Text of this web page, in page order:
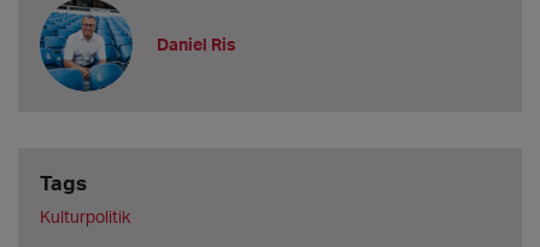
Daniel Ris
Tags
Kulturpolitik